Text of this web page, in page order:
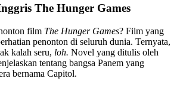
The Hunger Games
film The Hunger Games? Film yang
penonton di seluruh dunia. Ternyata,
kalah seru, loh. Novel yang ditulis oleh
tentang bangsa Panem yang
bernama Capitol.